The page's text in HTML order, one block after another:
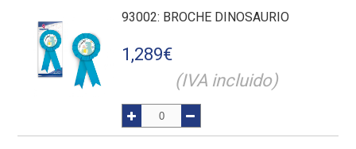
93002: BROCHE DINOSAURIO
1,289€
(IVA incluido)